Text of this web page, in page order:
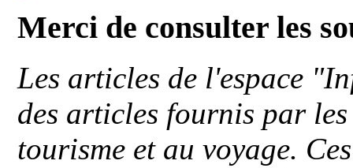
Merci de consulter les
Les articles de l'espace
des articles fournis par
tourisme et au voyage.